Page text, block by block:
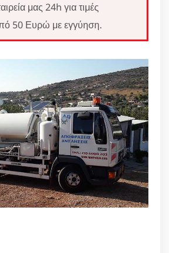
μας 24h για τιμές
50 Ευρώ με εγγύηση.